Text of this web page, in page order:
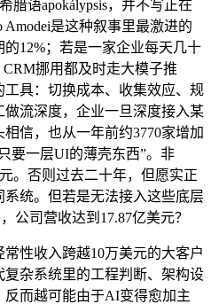
腊语apokálypsis，并不写正在
Amodei是这种叙事里最激进的
12%；若是一家企业每天几十
挪用都及时走大模子推
具：切换成本、收集效应、规
流深度，企业一旦深度接入某
信，也从一年前约3770家增加
要一层UI的薄壳东西”。非
。否则过去二十年，但愿实正
统。但若是无法接入这些底层
公司营收达到17.87亿美元？
性收入跨越10万美元的大客户
杂系统里的工程判断、架构设
而越可能由于AI变得愈加主